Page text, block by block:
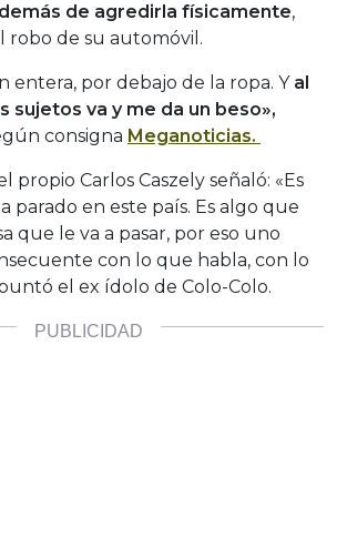
de agredirla físicamente,
robo de su automóvil.
entera, por debajo de la ropa. Y al
sujetos va y me da un beso»,
consigna Meganoticias.
propio Carlos Caszely señaló: «Es
parado en este país. Es algo que
que le va a pasar, por eso uno
con lo que habla, con lo
el ex ídolo de Colo-Colo.